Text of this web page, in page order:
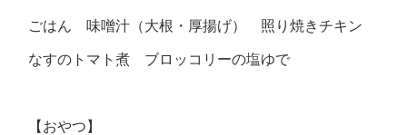
ごはん 味噌汁（大根・厚揚げ） 照り焼きチキン
なすのトマト煮 ブロッコリーの塩ゆで
【おやつ】